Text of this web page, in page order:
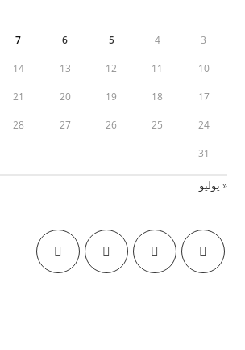
3
4
5
6
7
10
11
12
13
14
17
18
19
20
21
24
25
26
27
28
31
« يوليو